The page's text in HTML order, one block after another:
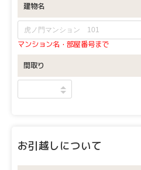
建物名
マンション名・部屋番号まで
間取り
お引越しについて